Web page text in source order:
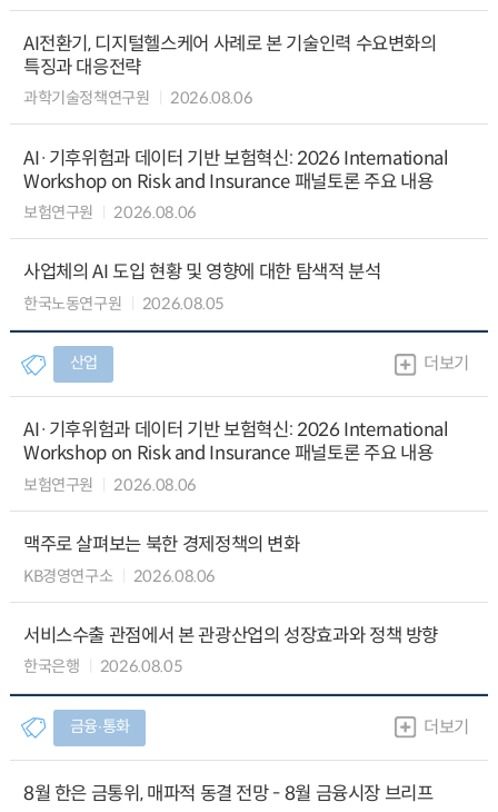
AI전환기, 디지털헬스케어 사례로 본 기술인력 수요변화의
특징과 대응전략
과학기술정책연구원 2026.08.06
AI·기후위험과 데이터 기반 보험혁신: 2026 International
Workshop on Risk and Insurance 패널토론 주요 내용
보험연구원 2026.08.06
사업체의 AI 도입 현황 및 영향에 대한 탐색적 분석
한국노동연구원 2026.08.05
산업 더보기
AI·기후위험과 데이터 기반 보험혁신: 2026 International
Workshop on Risk and Insurance 패널토론 주요 내용
보험연구원 2026.08.06
맥주로 살펴보는 북한 경제정책의 변화
KB경영연구소 2026.08.06
서비스수출 관점에서 본 관광산업의 성장효과와 정책 방향
한국은행 2026.08.05
금융∙통화 더보기
8월 한은 금통위, 매파적 동결 전망 - 8월 금융시장 브리프